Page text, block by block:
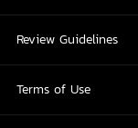
Review Guidelines
Terms of Use